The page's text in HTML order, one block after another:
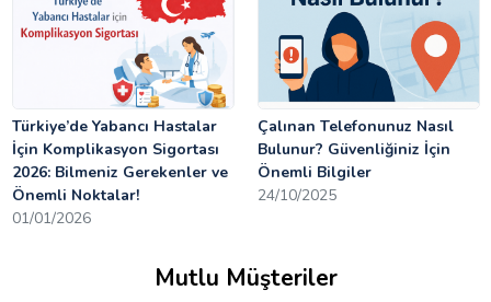
Türkiye’de Yabancı Hastalar
İçin Komplikasyon Sigortası
2026: Bilmeniz Gerekenler ve
Önemli Noktalar!
01/01/2026
Çalınan Telefonunuz Nasıl
Bulunur? Güvenliğiniz İçin
Önemli Bilgiler
24/10/2025
Mutlu Müşteriler